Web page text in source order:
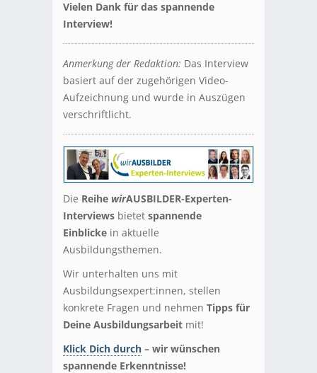
Vielen Dank für das spannende
Interview!
Anmerkung der Redaktion: Das Interview
basiert auf der zugehörigen Video-
Aufzeichnung und wurde in Auszügen
verschriftlicht.
Die Reihe wirAUSBILDER-Experten-
Interviews bietet spannende
Einblicke in aktuelle
Ausbildungsthemen.
Wir unterhalten uns mit
Ausbildungsexpert:innen, stellen
konkrete Fragen und nehmen Tipps für
Deine Ausbildungsarbeit mit!
Klick Dich durch – wir wünschen
spannende Erkenntnisse!